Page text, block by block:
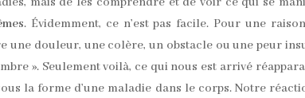
. Évidemment, ce n’est pas facile. Pour une
une douleur, une colère, un obstacle ou une peur
». Seulement voilà, ce qui nous est arrivé
la forme d’une maladie dans le corps. Notre